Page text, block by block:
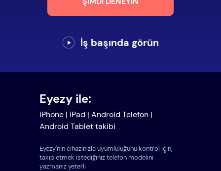
İş başında görün
Eyezy ile:
iPhone | iPad | Android Telefon |
Android Tablet takibi
Eyezy'nin cihazınızla uyumluluğunu kontrol için,
takip etmek istediğiniz telefon modelini
yazmanız yeterli